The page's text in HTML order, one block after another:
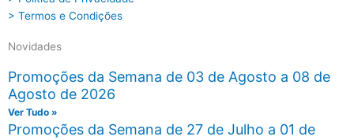
> Termos e Condições
Novidades
Promoções da Semana de 03 de Agosto a 08 de
Agosto de 2026
Ver Tudo »
Promoções da Semana de 27 de Julho a 01 de